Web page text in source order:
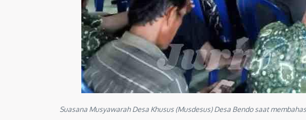
Suasana Musyawarah Desa Khusus (Musdesus) Desa Bendo saat